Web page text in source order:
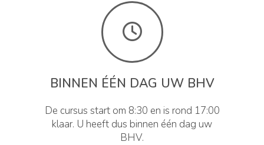
BINNEN ÉÉN DAG UW BHV
De cursus start om 8:30 en is rond 17:00
klaar. U heeft dus binnen één dag uw
BHV.